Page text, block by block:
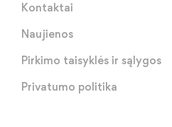
Kontaktai
Naujienos
Pirkimo taisyklės ir sąlygos
Privatumo politika